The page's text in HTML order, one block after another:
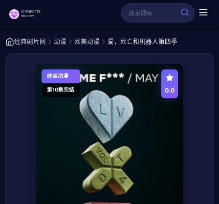
经典剧片网 动漫 欧美动漫 爱，死亡和机器人第四季
欧美动漫
第10集完结 0.0